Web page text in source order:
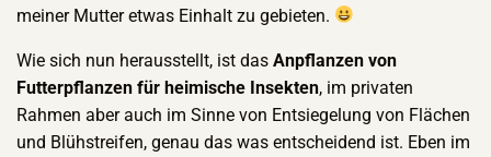
meiner Mutter etwas Einhalt zu gebieten.
Wie sich nun herausstellt, ist dasAnpflanzen von
Futterpflanzen für heimische Insekten, im privaten
Rahmen aber auch im Sinne von Entsiegelung von Flächen
und Blühstreifen, genau das was entscheidend ist. Eben im